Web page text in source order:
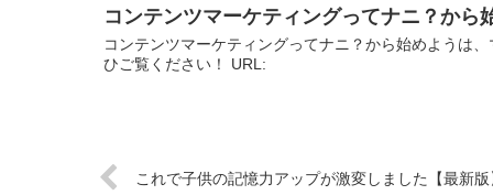
コンテンツマーケティングってナニ？から
コンテンツマーケティングってナニ？から始めようは
ひご覧ください！ URL:
これで子供の記憶力アップが激変しました【最新版